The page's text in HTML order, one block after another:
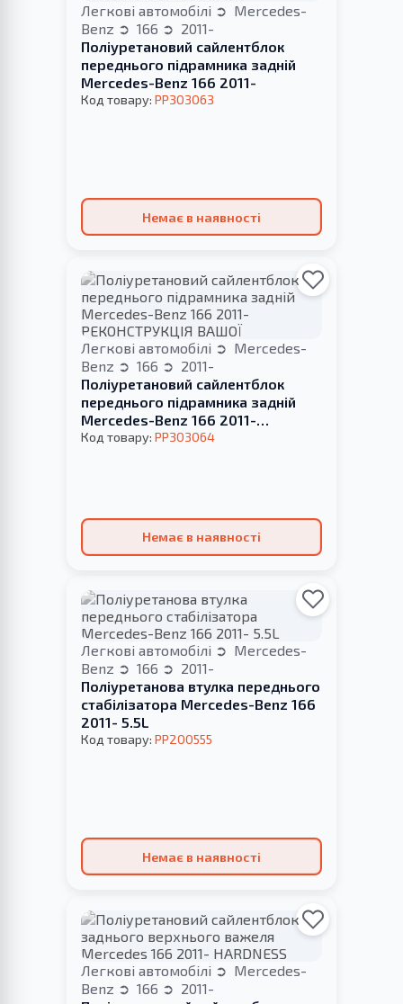
Легкові автомобілі
Mercedes-
Benz
166
2011-
Поліуретановий сайлентблок
переднього підрамника задній
Mercedes-Benz 166 2011-
Код товару: PP303063
Немає в наявності
Легкові автомобілі
Mercedes-
Benz
166
2011-
Поліуретановий сайлентблок
переднього підрамника задній
Mercedes-Benz 166 2011-
РЕКОНСТРУКЦІЯ ВАШОЇ
Код товару: PP303064
Немає в наявності
Легкові автомобілі
Mercedes-
Benz
166
2011-
Поліуретанова втулка переднього
стабілізатора Mercedes-Benz 166
2011- 5.5L
Код товару: PP200555
Немає в наявності
Легкові автомобілі
Mercedes-
Benz
166
2011-